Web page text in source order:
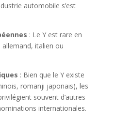
automobile s’est
: Le Y est rare en
italien ou
: Bien que le Y existe
romanji japonais), les
souvent d’autres
internationales.